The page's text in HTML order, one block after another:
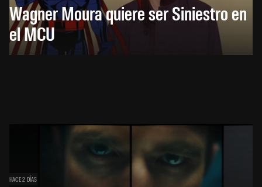
Wagner Moura quiere ser Siniestro en
el MCU
HACE 2 DÍAS